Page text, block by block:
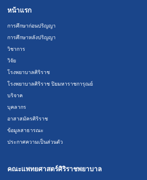
หน้าแรก
การศึกษาก่อนปริญญา
การศึกษาหลังปริญญา
วิชาการ
วิจัย
โรงพยาบาลศิริราช
โรงพยาบาลศิริราช ปิยมหาราชการุณย์
บริจาค
บุคลากร
อาสาสมัครศิริราช
ข้อมูลสาธารณะ
ประกาศความเป็นส่วนตัว
คณะแพทยศาสตร์ศิริราชพยาบาล